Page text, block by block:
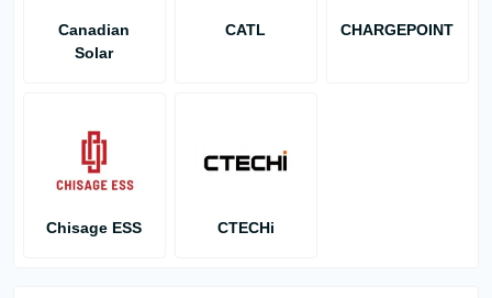
Canadian
Solar
CATL CHARGEPOINT
Chisage ESS CTECHi